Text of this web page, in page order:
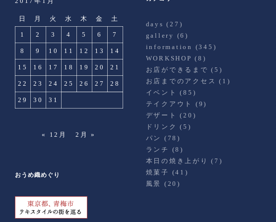
日 月 火 水 木 金 土
1 2 3 4 5 6 7
8 9 10 11 12 13 14
15 16 17 18 19 20 21
22 23 24 25 26 27 28
29 30 31
« 12月 2月 »
おうめ織めぐり
days (27)
gallery (6)
information
(345)
WORKSHOP (8)
お店ができるまで (5)
お店までのアクセス
(1)
イベント
(85)
テイクアウト
(9)
デザート
(20)
ドリンク
(5)
パン
(78)
ランチ
(8)
本日の焼き上がり
(7)
焼菓子 (41)
風景 (20)